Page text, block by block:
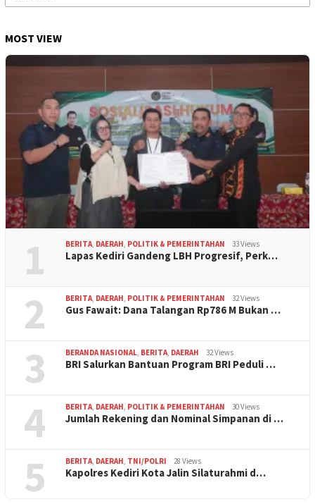
for:
MOST VIEW
1 BERITA, DAERAH, POLITIK & PEMERINTAHAN 33 Views
Lapas Kediri Gandeng LBH Progresif, Perk…
2 BERITA, DAERAH, POLITIK & PEMERINTAHAN 32 Views
Gus Fawait: Dana Talangan Rp786 M Bukan …
3 BERANDA NASIONAL, BERITA, DAERAH 32 Views
BRI Salurkan Bantuan Program BRI Peduli …
4 BERITA, DAERAH, POLITIK & PEMERINTAHAN 30 Views
Jumlah Rekening dan Nominal Simpanan di …
5 BERITA, DAERAH, TNI/POLRI 28 Views
Kapolres Kediri Kota Jalin Silaturahmi d…